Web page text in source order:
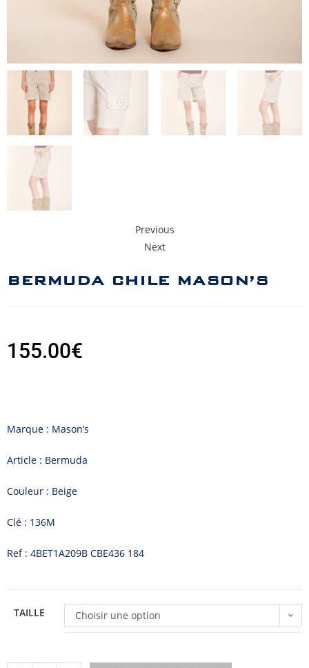
Previous
Next
BERMUDA CHILE MASON’S
155.00€
Marque : Mason’s
Article : Bermuda
Couleur : Beige
Clé : 136M
Ref : 4BET1A209B CBE436 184
TAILLE Choisir une option